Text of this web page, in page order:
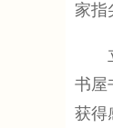
家指
立
书屋
获得